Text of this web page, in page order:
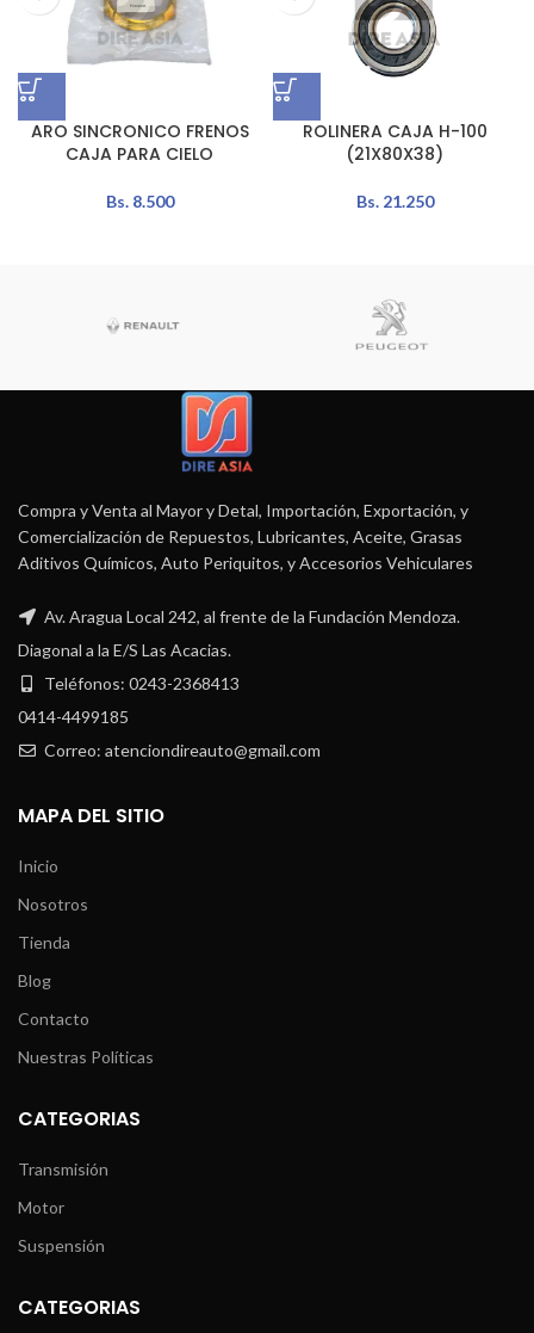
ARO SINCRONICO FRENOS
CAJA PARA CIELO
Bs.8.500
ROLINERA CAJA H-100
(21X80X38)
Bs.21.250
Compra y Venta al Mayor y Detal, Importación, Exportación, y
Comercialización de Repuestos, Lubricantes, Aceite, Grasas
Aditivos Químicos, Auto Periquitos, y Accesorios Vehiculares
Av. Aragua Local 242, al frente de la Fundación Mendoza.
Diagonal a la E/S Las Acacias.
Teléfonos: 0243-2368413
0414-4499185
Correo: atenciondireauto@gmail.com
MAPA DEL SITIO
Inicio
Nosotros
Tienda
Blog
Contacto
Nuestras Políticas
CATEGORIAS
Transmisión
Motor
Suspensión
CATEGORIAS